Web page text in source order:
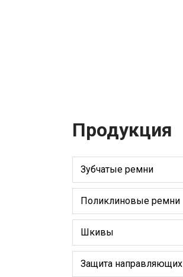
Продукция
Зубчатые ремни
Поликлиновые ремни
Шкивы
Защита направляющих